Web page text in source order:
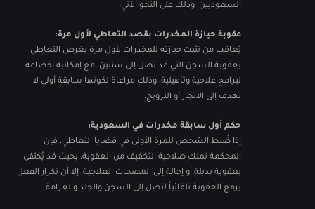
السعوديين، وذلك على النحو الآتي:
عقوبة حيازة المخدرات بقصد التعاطي لأول مرة:
يُعاقب من تثبت حيازته للمخدرات لأول مرة بغرض التعاطي
بعقوبة السجن التي قد تصل إلى سنتين، مع إمكانية إخضاعه
لبرامج علاجية وتأهيلية، وذلك مراعاة لكونها سابقة أولى لا
تهدف إلى الاتجار أو الترويج.
حكم أول سابقة مخدرات في السعودية:
إذا ضُبط الشخص للمرة الأولى في قضايا التعاطي، فإن
المحكمة تملك صلاحية التخفيف من العقوبة، بحيث قد يُكتفى
بعقوبة بديلة أو إحالة إلى المصحات العلاجية، إلا أن تكرار الفعل
يرفع العقوبة تلقائياً لتصل إلى السجن والجلد والغرامة.